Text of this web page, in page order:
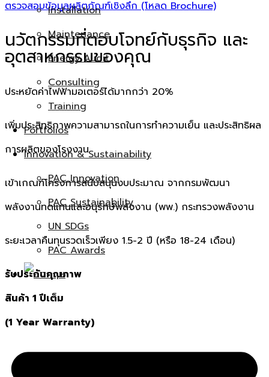
Installation
Maintenance
Energy Audit
Consulting
Training
Portfolios
Innovation & Sustainability
PAC Innovation
PAC Sustainability
UN SDGs
PAC Awards
ตรวจสอบข้อมูลผลิตภัณฑ์เชิงลึก (โหลด Brochure)
นวัตกรรมที่ตอบโจทย์กับธุรกิจ และ
อุตสาหกรรมของคุณ
ประหยัดค่าไฟฟ้ามอเตอร์ได้มากกว่า 20%
เพิ่มประสิทธิภาพความสามารถในการทำความเย็น และประสิทธิผล
การผลิตของโรงงาน
เข้าเกณฑ์โครงการสนับสนุนงบประมาณ จากกรมพัฒนา
พลังงานทดแทนและอนุรักษ์พลังงาน (พพ.) กระทรวงพลังงาน
ระยะเวลาคืนทุนรวดเร็วเพียง 1.5-2 ปี (หรือ 18-24 เดือน)
รับประกันคุณภาพ
สินค้า 1 ปีเต็ม
(1 Year Warranty)